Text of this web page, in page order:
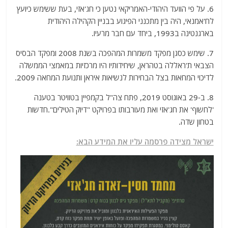
6. על פי הוועד היהודי-האמריקאי נטען כי חג'אזי, בעת ששימש כיועץ
לח'אמנאי, היה בין מתכנני הפיגוע בבניין הקהילה היהודית
בארגנטינה ב1993, ביחד עם חבר מרעיו.
7. שימש כסגן מפקד משמרות המהפכה בשנת 2008 ומפקד הבסיס
הצבאי ת'ראללה בטהראן, שיחידותיו היו מרכזיות במאמצי הממשלה
לדיכוי המחאות בצל הבחירות לנשיאות איראן ותנועת המחאה 2009.
8. ב-29 באוגוסט 2019, פתח צה"ל בקמפיין בטוויטר בטענה
'לחשוף' את חג'אזי ואת מעורבותו בפרויקט "דיוק הטילים".חדשות
בטחון שדה.
ישראל מצידה פרסמה עליו את המידע הבא: